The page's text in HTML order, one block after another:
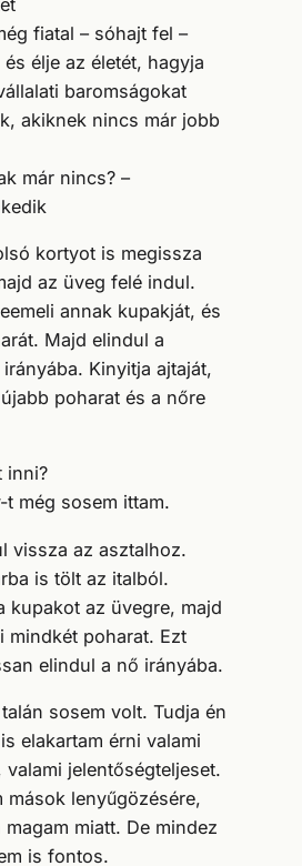
fiatal – sóhajt fel –
és élje az életét, hagyja
baromságokat
akiknek nincs már jobb
már nincs? –
kortyot is megissza
az üveg felé indul.
annak kupakját, és
Majd elindul a
Kinyitja ajtaját,
poharat és a nőre
inni?
t még sosem ittam.
vissza az asztalhoz.
is tölt az italból.
kupakot az üvegre, majd
mindkét poharat. Ezt
elindul a nő irányába.
sosem volt. Tudja én
elakartam érni valami
valami jelentőségteljeset.
mások lenyűgözésére,
miatt. De mindez
is fontos.